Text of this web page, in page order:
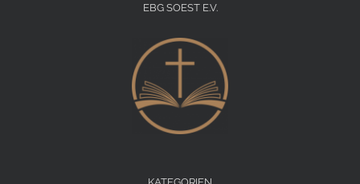
EBG SOEST E.V.